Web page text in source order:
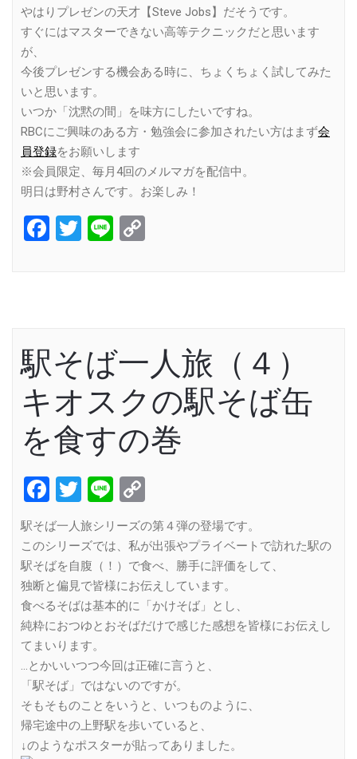
やはりプレゼンの天才【Steve Jobs】だそうです。
すぐにはマスターできない高等テクニックだと思います
が、
今後プレゼンする機会ある時に、ちょくちょく試してみた
いと思います。
いつか「沈黙の間」を味方にしたいですね。
RBCにご興味のある方・勉強会に参加されたい方はまず会
員登録をお願いします
※会員限定、毎月4回のメルマガを配信中。
明日は野村さんです。お楽しみ！
Facebook
Twitter
Line
駅そば一人旅（４）
キオスクの駅そば缶
を食すの巻
Facebook
Twitter
Line
Link
駅そば一人旅シリーズの第４弾の登場です。
このシリーズでは、私が出張やプライベートで訪れた駅の
駅そばを自腹（！）で食べ、勝手に評価をして、
独断と偏見で皆様にお伝えしています。
食べるそばは基本的に「かけそば」とし、
純粋におつゆとおそばだけで感じた感想を皆様にお伝えし
てまいります。
…とかいいつつ今回は正確に言うと、
「駅そば」ではないのですが。
そもそものことをいうと、いつものように、
帰宅途中の上野駅を歩いていると、
↓のようなポスターが貼ってありました。